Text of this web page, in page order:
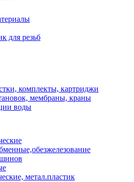
для резьб
комплекты, картриджи
мембраны, краны
воды
метал.пластик